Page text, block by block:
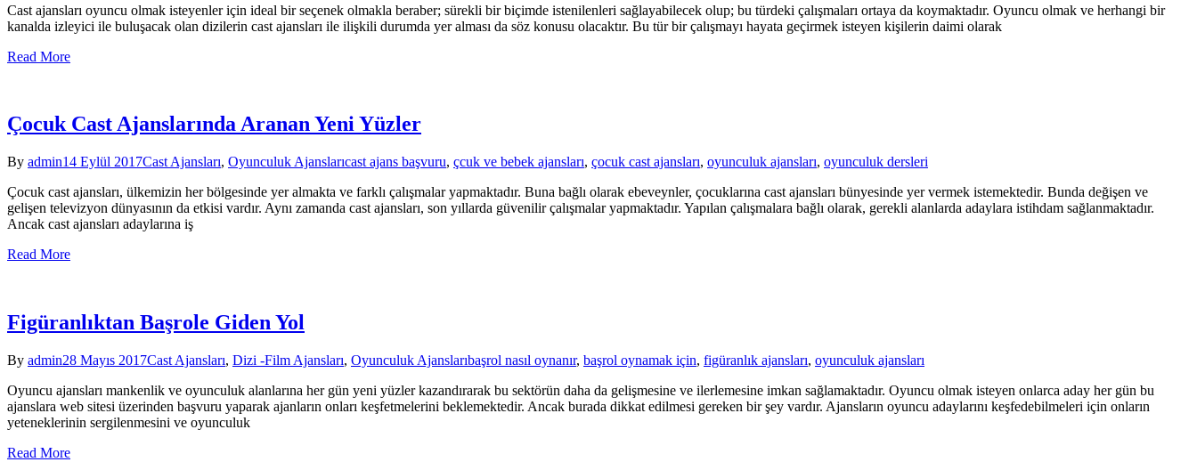
Cast ajansları oyuncu olmak isteyenler için ideal bir seçenek olmakla beraber; sürekli bir biçimde istenilenleri sağlayabilecek olup; bu türdeki çalışmaları ortaya da koymaktadır. Oyuncu olmak ve herhangi bir
kanalda izleyici ile buluşacak olan dizilerin cast ajansları ile ilişkili durumda yer alması da söz konusu olacaktır. Bu tür bir çalışmayı hayata geçirmek isteyen kişilerin daimi olarak
Read More
Çocuk Cast Ajanslarında Aranan Yeni Yüzler
By admin14 Eylül 2017Cast Ajansları, Oyunculuk Ajanslarıcast ajans başvuru, çcuk ve bebek ajansları, çocuk cast ajansları, oyunculuk ajansları, oyunculuk dersleri
Çocuk cast ajansları, ülkemizin her bölgesinde yer almakta ve farklı çalışmalar yapmaktadır. Buna bağlı olarak ebeveynler, çocuklarına cast ajansları bünyesinde yer vermek istemektedir. Bunda değişen ve
gelişen televizyon dünyasının da etkisi vardır. Aynı zamanda cast ajansları, son yıllarda güvenilir çalışmalar yapmaktadır. Yapılan çalışmalara bağlı olarak, gerekli alanlarda adaylara istihdam sağlanmaktadır.
Ancak cast ajansları adaylarına iş
Read More
Figüranlıktan Başrole Giden Yol
By admin28 Mayıs 2017Cast Ajansları, Dizi -Film Ajansları, Oyunculuk Ajanslarıbaşrol nasıl oynanır, başrol oynamak için, figüranlık ajansları, oyunculuk ajansları
Oyuncu ajansları mankenlik ve oyunculuk alanlarına her gün yeni yüzler kazandırarak bu sektörün daha da gelişmesine ve ilerlemesine imkan sağlamaktadır. Oyuncu olmak isteyen onlarca aday her gün bu
ajanslara web sitesi üzerinden başvuru yaparak ajanların onları keşfetmelerini beklemektedir. Ancak burada dikkat edilmesi gereken bir şey vardır. Ajansların oyuncu adaylarını keşfedebilmeleri için onların
yeteneklerinin sergilenmesini ve oyunculuk
Read More